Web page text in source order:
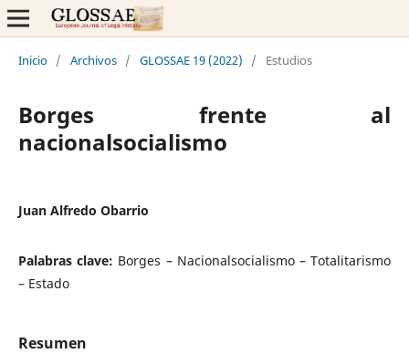
Inicio / Archivos / GLOSSAE 19 (2022) / Estudios
Borges frente al
nacionalsocialismo
Juan Alfredo Obarrio
Palabras clave: Borges – Nacionalsocialismo – Totalitarismo
– Estado
Resumen